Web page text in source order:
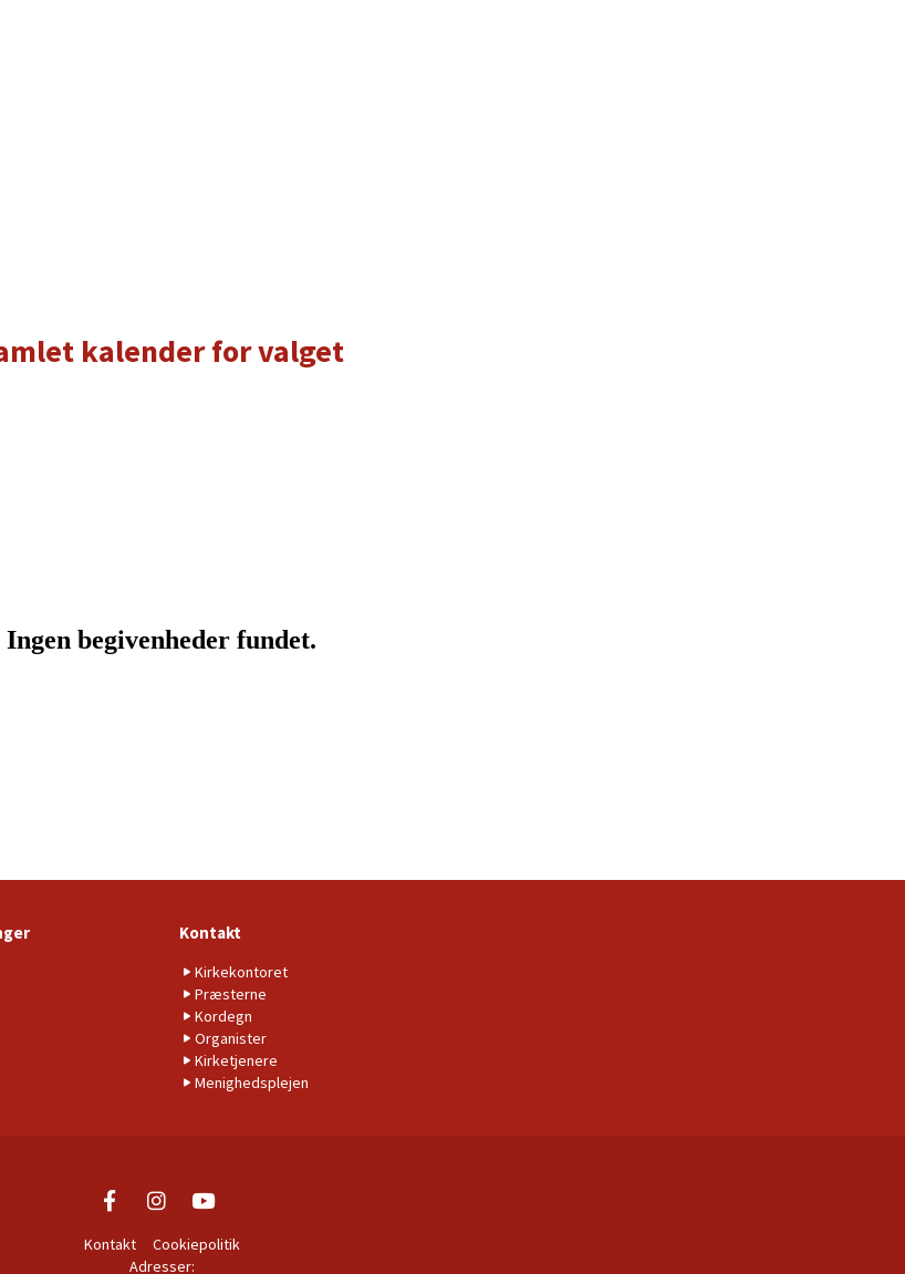
kalender for valget
Kontakt
Kirkekontoret
Præsterne
Kordegn
Organister
Kirketjenere
Menighedsplejen
Kontakt
Cookiepolitik
Adresser: